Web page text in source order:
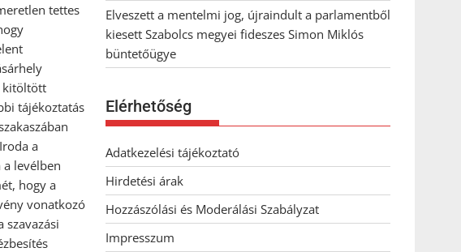
tettes
kitöltött
tájékoztatás
a
levélben
hogy a
vonatkozó
szavazási
Elveszett a mentelmi jog, újraindult a parlamentből
kiesett Szabolcs megyei fideszes Simon Miklós
büntetőügye
Elérhetőség
Adatkezelési tájékoztató
Hirdetési árak
Hozzászólási és Moderálási Szabályzat
Impresszum